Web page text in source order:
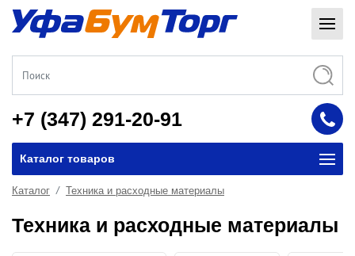
+7 (347) 291-20-91
Каталог товаров
Каталог Техника и расходные материалы
Техника и расходные материалы